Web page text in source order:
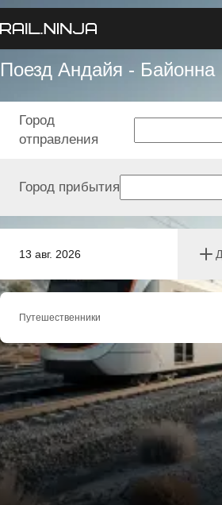
Поезд Андайя - Байонна
13 авг. 2026
Город
отправления
Город прибытия
Путешественники